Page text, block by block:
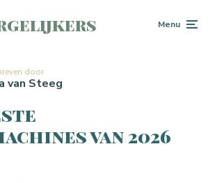
Menu
door
van Steeg
van 2026